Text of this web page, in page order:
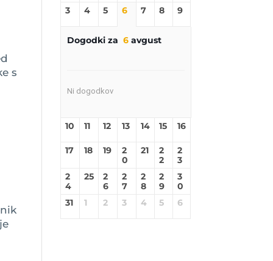
s
3 4 5 6 7 8 9
Dogodki za 6avgust
Ni dogodkov
10 11 12 13 14 15 16
17 18 19
2
0
21
2
2
2
3
2
4
25
2
6
2
7
2
8
2
9
3
0
31
1 2 3 4 5 6